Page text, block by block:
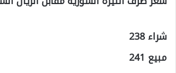
شراء 238
مبيع 241